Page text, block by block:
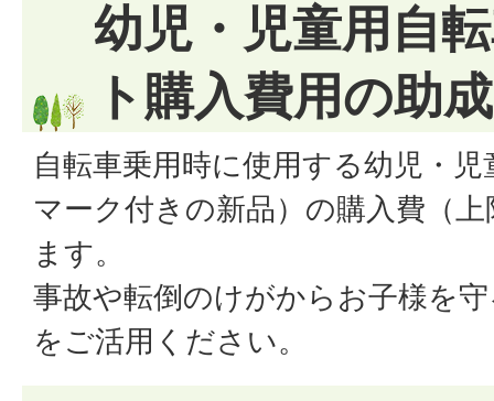
幼児・児童用自
ト購入費用の助
自転車乗用時に使用する幼児・
マーク付きの新品）の購入費（
ます。
事故や転倒のけがからお子様を
をご活用ください。